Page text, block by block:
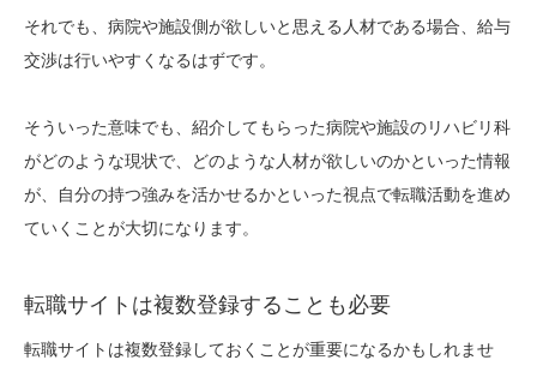
それでも、病院や施設側が欲しいと思える人材である場合、給与
交渉は行いやすくなるはずです。
そういった意味でも、紹介してもらった病院や施設のリハビリ科
がどのような現状で、どのような人材が欲しいのかといった情報
が、自分の持つ強みを活かせるかといった視点で転職活動を進め
ていくことが大切になります。
転職サイトは複数登録することも必要
転職サイトは複数登録しておくことが重要になるかもしれませ